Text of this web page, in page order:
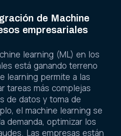
de Machine
empresariales
learning (ML) en los
está ganando terreno
learning permite a las
tareas más complejas
de datos y toma de
el machine learning se
demanda, optimizar los
Las empresas están